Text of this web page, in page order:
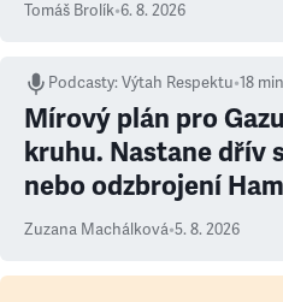
Tomáš Brolík•6. 8. 2026
Podcasty:Výtah Respektu•18
Mírový plán pro
kruhu. Nastane dřív
nebo odzbrojení
Zuzana Machálková•5. 8. 2026